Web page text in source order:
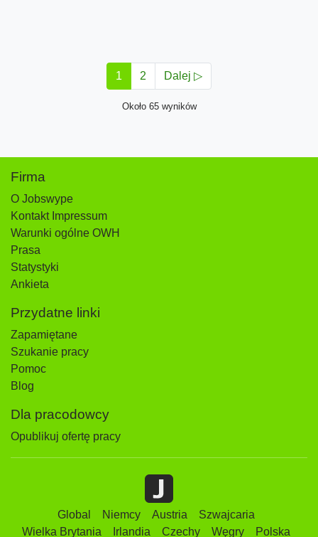
1 2 Dalej ▷
Około 65 wyników
Firma
O Jobswype
Kontakt Impressum
Warunki ogólne OWH
Prasa
Statystyki
Ankieta
Przydatne linki
Zapamiętane
Szukanie pracy
Pomoc
Blog
Dla pracodowcy
Opublikuj ofertę pracy
Global Niemcy Austria
Szwajcaria
Wielka Brytania
Irlandia Czechy Węgry Polska